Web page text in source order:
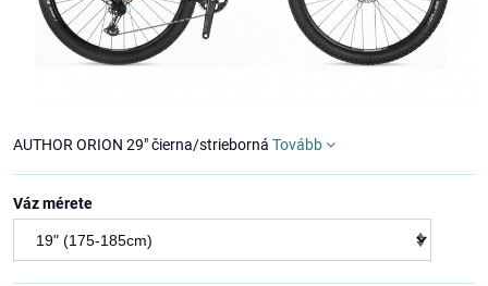
AUTHOR ORION 29" čierna/strieborná Tovább
Váz mérete